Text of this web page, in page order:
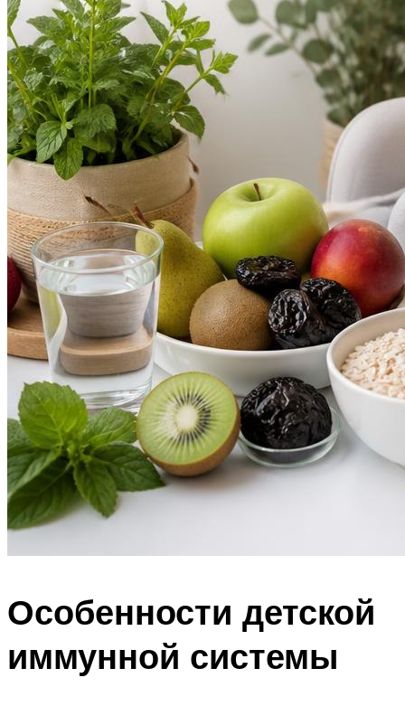
Особенности детской
иммунной системы